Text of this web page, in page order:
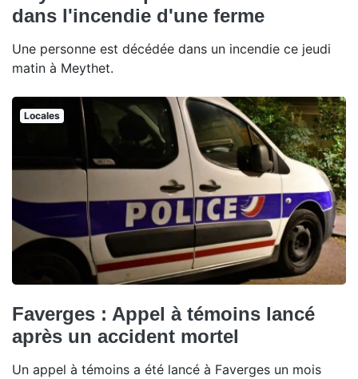
dans l'incendie d'une ferme
Une personne est décédée dans un incendie ce jeudi
matin à Meythet.
Locales
Faverges : Appel à témoins lancé
après un accident mortel
Un appel à témoins a été lancé à Faverges un mois